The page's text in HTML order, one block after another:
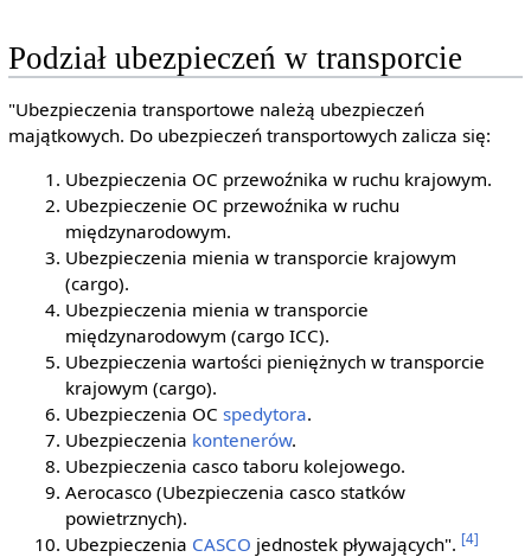
Podział ubezpieczeń w transporcie
"Ubezpieczenia transportowe należą ubezpieczeń
majątkowych. Do ubezpieczeń transportowych zalicza się:
Ubezpieczenia OC przewoźnika w ruchu krajowym.
Ubezpieczenie OC przewoźnika w ruchu
międzynarodowym.
Ubezpieczenia mienia w transporcie krajowym
(cargo).
Ubezpieczenia mienia w transporcie
międzynarodowym (cargo ICC).
Ubezpieczenia wartości pieniężnych w transporcie
krajowym (cargo).
Ubezpieczenia OCspedytora.
Ubezpieczenia kontenerów.
Ubezpieczenia casco taboru kolejowego.
Aerocasco (Ubezpieczenia casco statków
powietrznych).
Ubezpieczenia CASCO jednostek pływających". [4]